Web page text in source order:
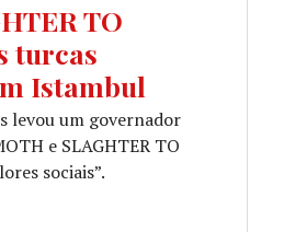
TO
turcas
Istambul
levou um governador
e SLAGHTER TO
sociais”.
turcas cancelam